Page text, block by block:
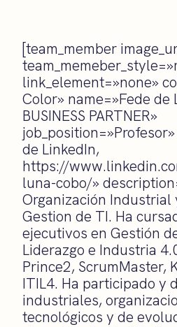
[team_member
link_element=»none»
Color» name=»Fede de
BUSINESS PARTNER»
de LinkedIn,
https://
luna-cobo/»
Organización Industrial
Gestion de TI. Ha
ejecutivos en Gestión
Liderazgo e Industria
Prince2, ScrumMaster,
ITIL4. Ha participado y
industriales,
tecnológicos y de